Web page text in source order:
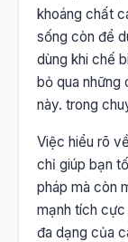
khoáng chất
sống còn để
dùng khi chế
bỏ qua những
này. trong
Việc hiểu rõ
chỉ giúp bạn
pháp mà còn
mạnh tích
đa dạng của